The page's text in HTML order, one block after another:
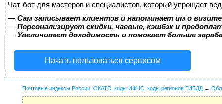
Чат-бот для мастеров и специалистов, который упрощает
— Сам записывает клиентов и напоминает им о
— Персонализирует скидки, чаевые, кэшбэк и
— Увеличивает доходимость и помогает больше
Начать пользоваться сервисом
Почтовые индексы России, ОКАТО, коды ИФНС, коды регионов ГИБДД →